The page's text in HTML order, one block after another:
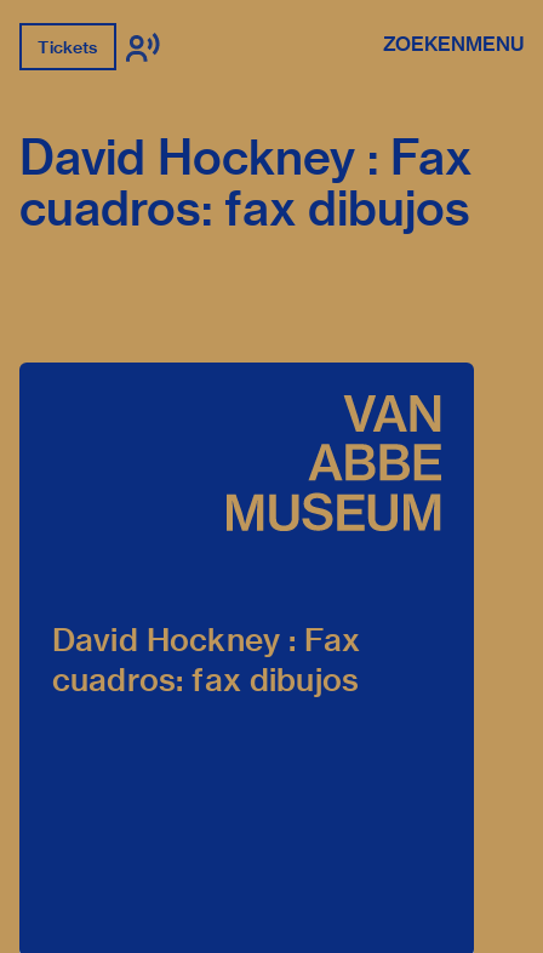
Tickets ZOEKENMENU
David Hockney : Fax
cuadros: fax dibujos
David Hockney : Fax
cuadros: fax dibujos